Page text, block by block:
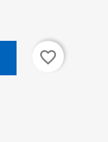
favorite_border